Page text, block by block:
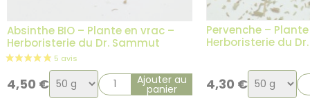
Absinthe BIO – Plante en vrac –
Herboristerie du Dr. Sammut
4,50 €Choix
de
Ajouter au
panier
Pervenche –
Herboristerie du
4,30 €Choix
de